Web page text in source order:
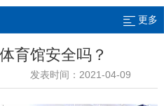
更多
育馆安全吗？
发表时间：2021-04-09